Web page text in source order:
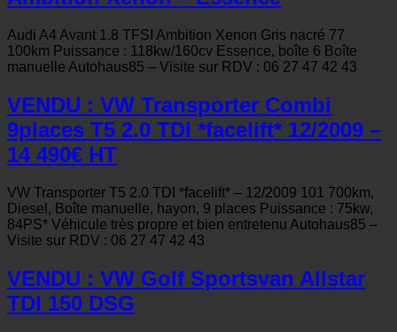
Audi A4 Avant 1.8 TFSI Ambition Xenon Gris nacré 77
100km Puissance : 118kw/160cv Essence, boîte 6 Boîte
manuelle Autohaus85 – Visite sur RDV : 06 27 47 42 43
VENDU : VW Transporter Combi
9places T5 2.0 TDI *facelift* 12/2009 –
14 490€ HT
VW Transporter T5 2.0 TDI *facelift* – 12/2009 101 700km,
Diesel, Boîte manuelle, hayon, 9 places Puissance : 75kw,
84PS* Véhicule très propre et bien entretenu Autohaus85 –
Visite sur RDV : 06 27 47 42 43
VENDU : VW Golf Sportsvan Allstar
TDI 150 DSG